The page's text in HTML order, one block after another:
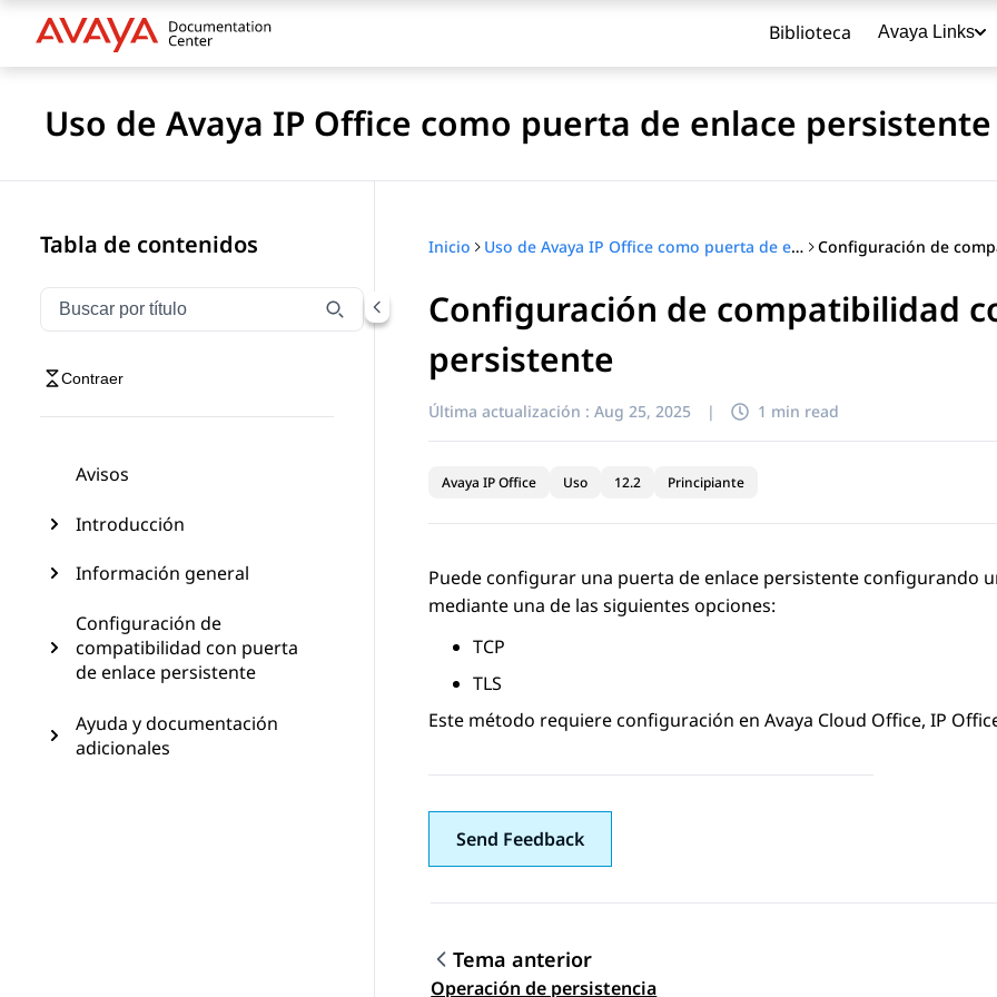
Biblioteca Avaya Links
Uso de Avaya IP Office como puerta de enlace
Tabla de contenidos
Filtrar navegación por título
Escriba para filtrar los elementos de navegación por título
Contraer
Avisos
Introducción
Información general
Configuración de
compatibilidad con puerta
de enlace persistente
Ayuda y documentación
adicionales
Inicio Uso de Avaya IP Office como puerta de enlace persistente de Avaya Cloud Office
Configuración de compatibilidad
persistente
Última actualización : Aug 25, 2025 | 1 min read
Avaya IP Office Uso 12.2 Principiante
Puede configurar una puerta de enlace persistente configurando
mediante una de las siguientes opciones:
TCP
TLS
Este método requiere configuración en Avaya Cloud Office, IP
Send Feedback
Navegación de tema
Tema anterior
Operación de persistencia